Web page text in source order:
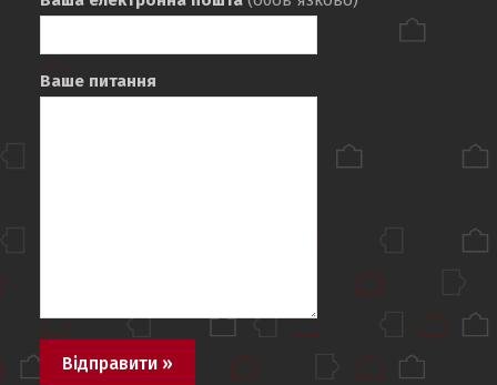
Ваше питання